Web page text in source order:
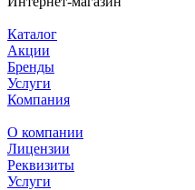
Каталог
Акции
Бренды
Услуги
Компания
О компании
Лицензии
Реквизиты
Услуги